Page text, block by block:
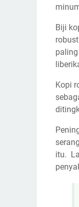
Biji
Kopi
itu.